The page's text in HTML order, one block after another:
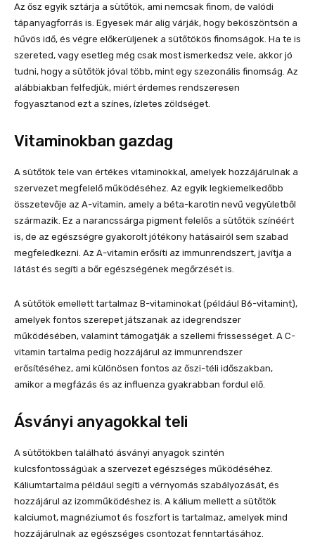
Az ősz egyik sztárja a sütőtök, ami nemcsak finom, de valódi
tápanyagforrás is. Egyesek már alig várják, hogy beköszöntsön a
hűvös idő, és végre előkerüljenek a sütőtökös finomságok. Ha te is
szereted, vagy esetleg még csak most ismerkedsz vele, akkor jó
tudni, hogy a sütőtök jóval több, mint egy szezonális finomság. Az
alábbiakban felfedjük, miért érdemes rendszeresen
fogyasztanod ezt a színes, ízletes zöldséget.
Vitaminokban gazdag
A sütőtök tele van értékes vitaminokkal, amelyek hozzájárulnak a
szervezet megfelelő működéséhez. Az egyik legkiemelkedőbb
összetevője az A-vitamin, amely a béta-karotin nevű vegyületből
származik. Ez a narancssárga pigment felelős a sütőtök színéért
is, de az egészségre gyakorolt jótékony hatásairól sem szabad
megfeledkezni. Az A-vitamin erősíti az immunrendszert, javítja a
látást és segíti a bőr egészségének megőrzését is.
A sütőtök emellett tartalmaz B-vitaminokat (például B6-vitamint),
amelyek fontos szerepet játszanak az idegrendszer
működésében, valamint támogatják a szellemi frissességet. A C-
vitamin tartalma pedig hozzájárul az immunrendszer
erősítéséhez, ami különösen fontos az őszi-téli időszakban,
amikor a megfázás és az influenza gyakrabban fordul elő.
Ásványi anyagokkal teli
A sütőtökben található ásványi anyagok szintén
kulcsfontosságúak a szervezet egészséges működéséhez.
Káliumtartalma például segíti a vérnyomás szabályozását, és
hozzájárul az izomműködéshez is. A kálium mellett a sütőtök
kalciumot, magnéziumot és foszfort is tartalmaz, amelyek mind
hozzájárulnak az egészséges csontozat fenntartásához.